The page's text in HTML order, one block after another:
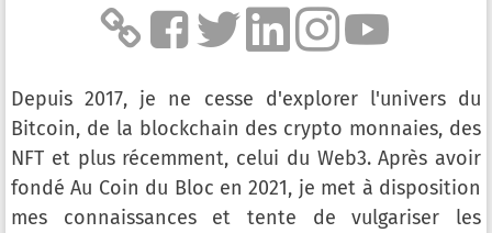
Depuis 2017, je ne cesse d'explorer l'univers du
Bitcoin, de la blockchain des crypto monnaies, des
NFT et plus récemment, celui du Web3. Après avoir
fondé Au Coin du Bloc en 2021, je met à disposition
mes connaissances et tente de vulgariser les